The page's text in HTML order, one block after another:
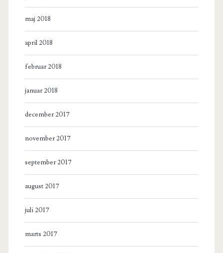
maj 2018
april 2018
februar 2018
januar 2018
december 2017
november 2017
september 2017
august 2017
juli 2017
marts 2017